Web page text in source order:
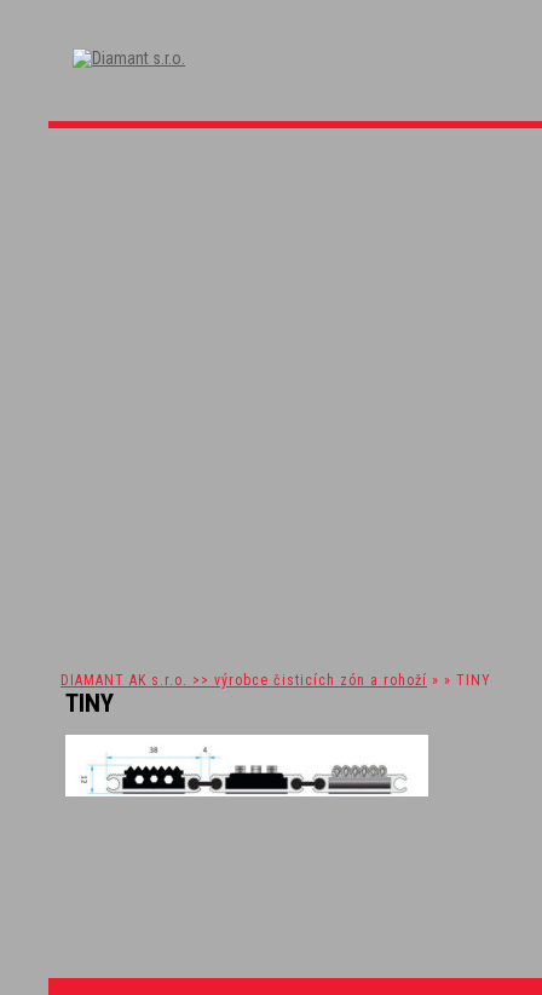
DIAMANT AK s.r.o. >> výrobce čisticích zón a rohoží » » TINY
TINY